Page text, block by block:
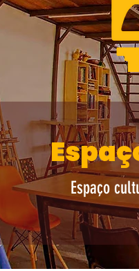
Espaço